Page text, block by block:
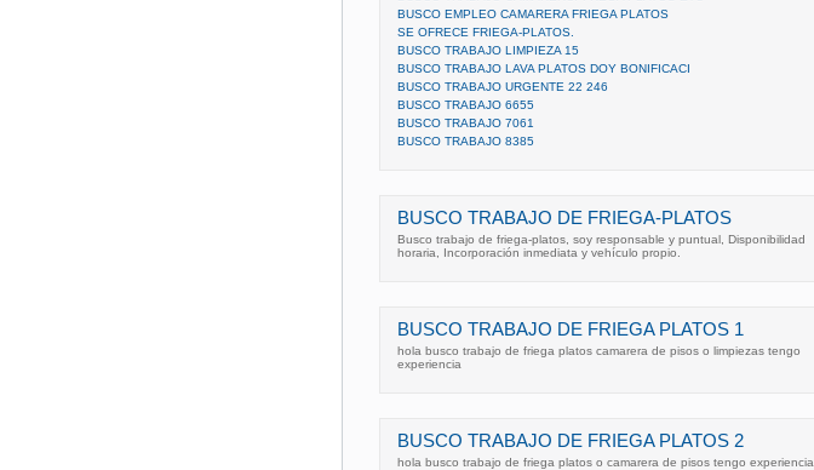
BUSCO EMPLEO CAMARERA FRIEGA PLATOS
SE OFRECE FRIEGA-PLATOS.
BUSCO TRABAJO LIMPIEZA 15
BUSCO TRABAJO LAVA PLATOS DOY BONIFICACI
BUSCO TRABAJO URGENTE 22 246
BUSCO TRABAJO 6655
BUSCO TRABAJO 7061
BUSCO TRABAJO 8385
BUSCO TRABAJO DE FRIEGA-PLATOS
Busco trabajo de friega-platos, soy responsable y puntual, Disponibilidad
horaria, Incorporación inmediata y vehículo propio.
BUSCO TRABAJO DE FRIEGA PLATOS 1
hola busco trabajo de friega platos camarera de pisos o limpiezas tengo
experiencia
BUSCO TRABAJO DE FRIEGA PLATOS 2
hola busco trabajo de friega platos o camarera de pisos tengo experiencia